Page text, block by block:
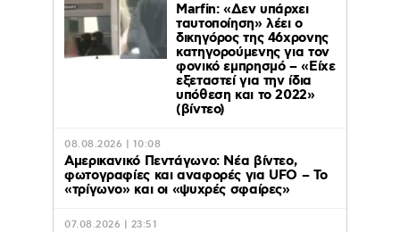
Marfin: «Δεν υπάρχει
ταυτοποίηση» λέει ο
δικηγόρος της 46χρονης
κατηγορούμενης για τον
φονικό εμπρησμό – «Είχε
εξεταστεί για την ίδια
υπόθεση και το 2022»
(βίντεο)
08.08.2026 | 10:08
Αμερικανικό Πεντάγωνο: Νέα βίντεο,
φωτογραφίες και αναφορές για UFO – Το
«τρίγωνο» και οι «ψυχρές σφαίρες»
07.08.2026 | 23:51